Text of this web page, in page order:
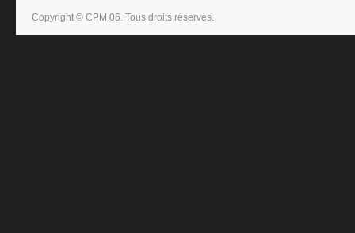
Copyright © CPM 06. Tous droits réservés.